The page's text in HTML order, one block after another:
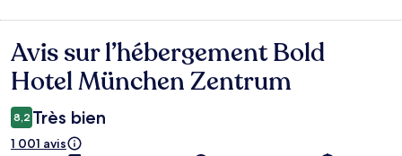
Avis
Avis sur l’hébergement Bold
Hotel München Zentrum
8,2 Très bien
1 001 avis